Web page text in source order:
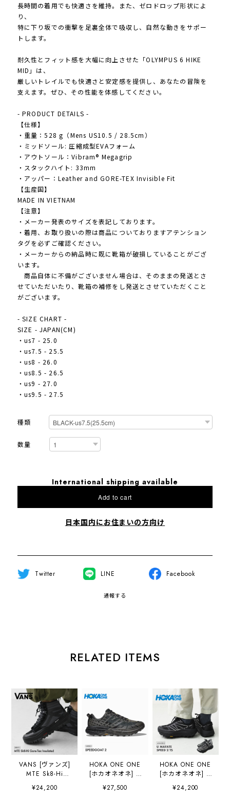
長時間の着用でも快適さを維持。また、ゼロドロップ形状によ
り、
特に下り坂での衝撃を足裏全体で吸収し、自然な動きをサポー
トします。
耐久性とフィット感を大幅に向上させた「OLYMPUS 6 HIKE
MID」は、
厳しいトレイルでも快適さと安定感を提供し、あなたの冒険を
支えます。ぜひ、その性能を体感してください。
- PRODUCT DETAILS -
【仕様】
・重量：528 g（Mens US10.5 / 28.5cm）
・ミッドソール: 圧縮成型EVAフォーム
・アウトソール：Vibram® Megagrip
・スタックハイト: 33mm
・アッパー：Leather and GORE-TEX Invisible Fit
【生産国】
MADE IN VIETNAM
【注意】
・メーカー発表のサイズを表記しております。
・着用、お取り扱いの際は商品についておりますアテンション
タグを必ずご確認ください。
・メーカーからの納品時に既に靴箱が破損していることがござ
います。
商品自体に不備がございません場合は、そのままの発送とさ
せていただいたり、靴箱の補修をし発送とさせていただくこと
がございます。
- SIZE CHART -
SIZE - JAPAN(CM)
・us7 - 25.0
・us7.5 - 25.5
・us8 - 26.0
・us8.5 - 26.5
・us9 - 27.0
・us9.5 - 27.5
種類
数量
International shipping available
Add to cart
日本国内にお住まいの方向け
Twitter LINE Facebook
通報する
RELATED ITEMS
VANS [ヴァンズ]
MTE Sk8-Hi
Gore-Tex
Insulated
¥24,200
HOKA ONE ONE
[ホカオネオネ] U
SPEEDGOAT 2
[1162710-bhlt] ス
¥27,500
HOKA ONE ONE
[ホカオネオネ] U
MAFATE SPEED 2
TS [1171891] マ
¥24,200